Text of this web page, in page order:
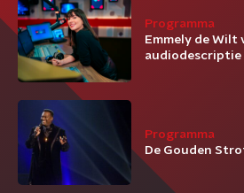
Programma
Emmely de
audiodescriptie
Programma
De Gouden